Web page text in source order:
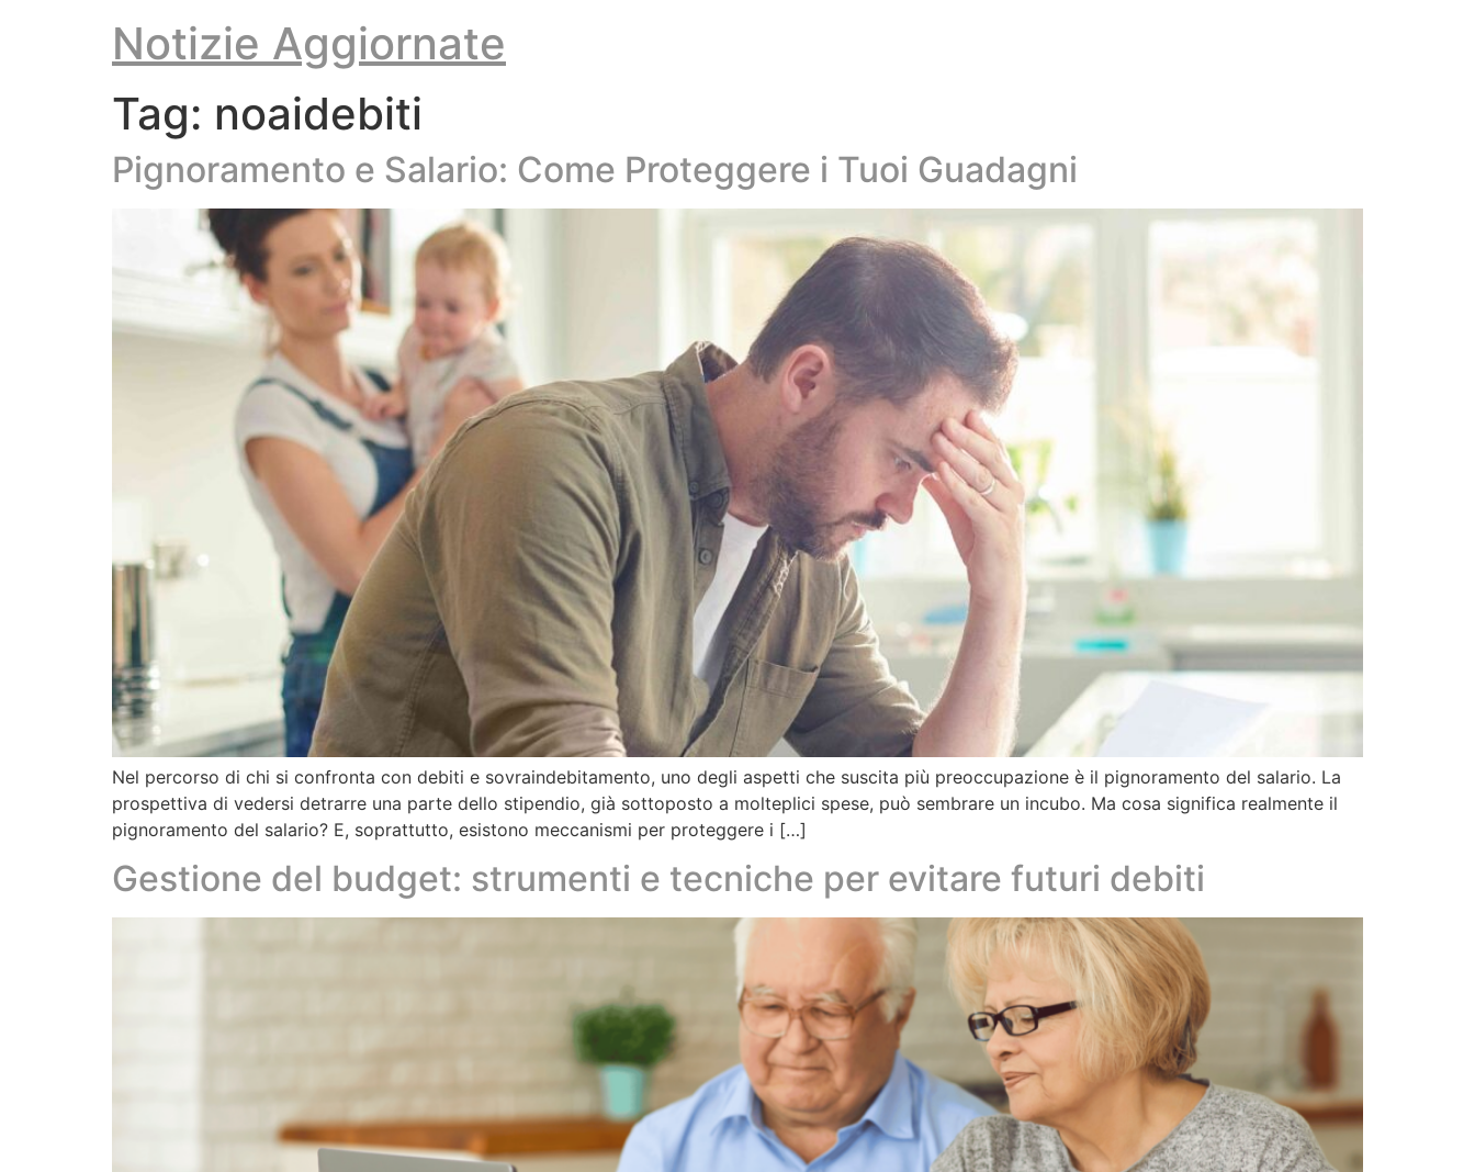
Notizie Aggiornate
Tag: noaidebiti
Pignoramento e Salario: Come Proteggere i Tuoi Guadagni
Nel percorso di chi si confronta con debiti e sovraindebitamento, uno degli aspetti che suscita più preoccupazione è il pignoramento del salario. La
prospettiva di vedersi detrarre una parte dello stipendio, già sottoposto a molteplici spese, può sembrare un incubo. Ma cosa significa realmente il
pignoramento del salario? E, soprattutto, esistono meccanismi per proteggere i […]
Gestione del budget: strumenti e tecniche per evitare futuri debiti